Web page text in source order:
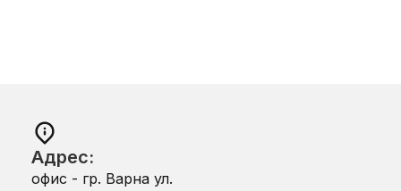
Адрес:
офис - гр. Варна ул.